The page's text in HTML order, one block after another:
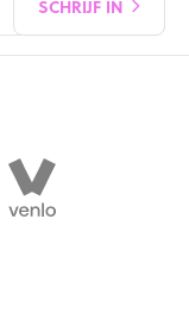
SCHRIJF IN